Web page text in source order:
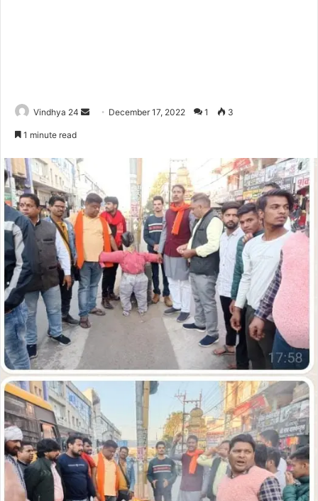
Vindhya 24
Send December 17, 2022 1 3
1 minute read